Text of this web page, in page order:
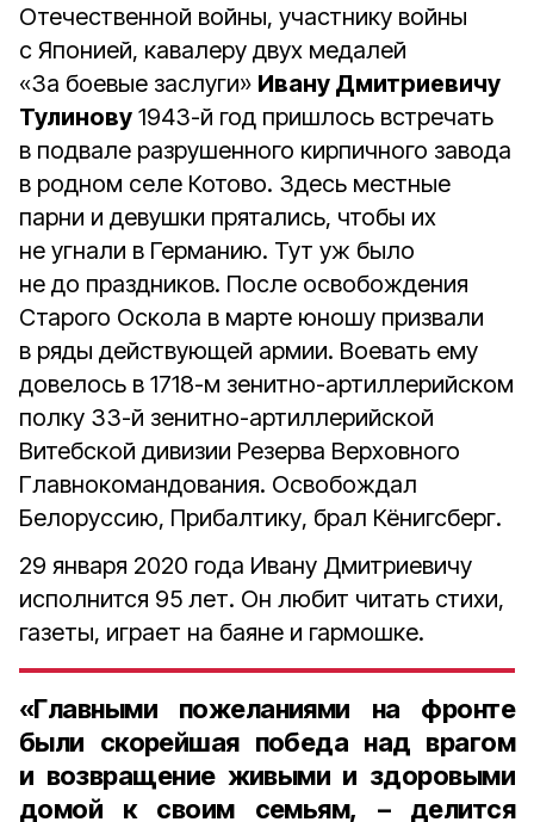
Отечественной войны, участнику войны
с Японией, кавалеру двух медалей
«За боевые заслуги» Ивану Дмитриевичу
Тулинову 1943-й год пришлось встречать
в подвале разрушенного кирпичного завода
в родном селе Котово. Здесь местные
парни и девушки прятались, чтобы их
не угнали в Германию. Тут уж было
не до праздников. После освобождения
Старого Оскола в марте юношу призвали
в ряды действующей армии. Воевать ему
довелось в 1718-м зенитно-артиллерийском
полку 33-й зенитно-артиллерийской
Витебской дивизии Резерва Верховного
Главнокомандования. Освобождал
Белоруссию, Прибалтику, брал Кёнигсберг.
29 января 2020 года Ивану Дмитриевичу
исполнится 95 лет. Он любит читать стихи,
газеты, играет на баяне и гармошке.
«Главными пожеланиями на фронте
были скорейшая победа над врагом
и возвращение живыми и здоровыми
домой к своим семьям, – делится